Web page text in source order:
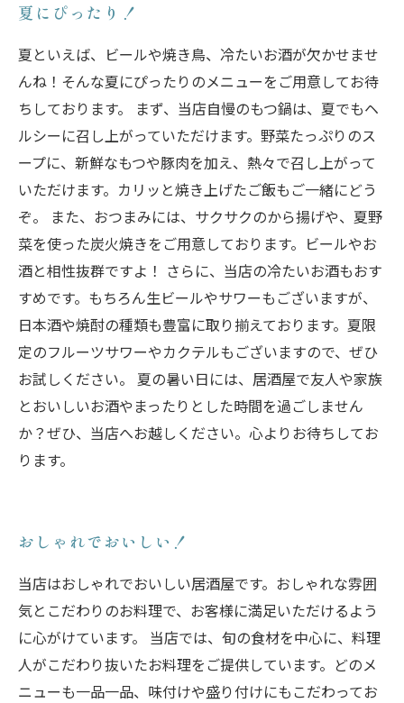
夏にぴったり！
夏といえば、ビールや焼き鳥、冷たいお酒が欠かせませ
んね！そんな夏にぴったりのメニューをご用意してお待
ちしております。 まず、当店自慢のもつ鍋は、夏でもヘ
ルシーに召し上がっていただけます。野菜たっぷりのス
ープに、新鮮なもつや豚肉を加え、熱々で召し上がって
いただけます。カリッと焼き上げたご飯もご一緒にどう
ぞ。 また、おつまみには、サクサクのから揚げや、夏野
菜を使った炭火焼きをご用意しております。ビールやお
酒と相性抜群ですよ！ さらに、当店の冷たいお酒もおす
すめです。もちろん生ビールやサワーもございますが、
日本酒や焼酎の種類も豊富に取り揃えております。夏限
定のフルーツサワーやカクテルもございますので、ぜひ
お試しください。 夏の暑い日には、居酒屋で友人や家族
とおいしいお酒やまったりとした時間を過ごしません
か？ぜひ、当店へお越しください。心よりお待ちしてお
ります。
おしゃれでおいしい！
当店はおしゃれでおいしい居酒屋です。おしゃれな雰囲
気とこだわりのお料理で、お客様に満足いただけるよう
に心がけています。 当店では、旬の食材を中心に、料理
人がこだわり抜いたお料理をご提供しています。どのメ
ニューも一品一品、味付けや盛り付けにもこだわってお